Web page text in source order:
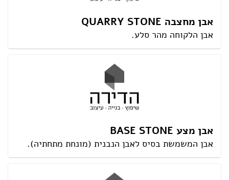
אבן מחצבה QUARRY STONE
אבן הלקוחה מהר סלע.
אבן מצע BASE STONE
אבן המשמשת בסיס לאבן הנבנית (מונחת מתחתיה).